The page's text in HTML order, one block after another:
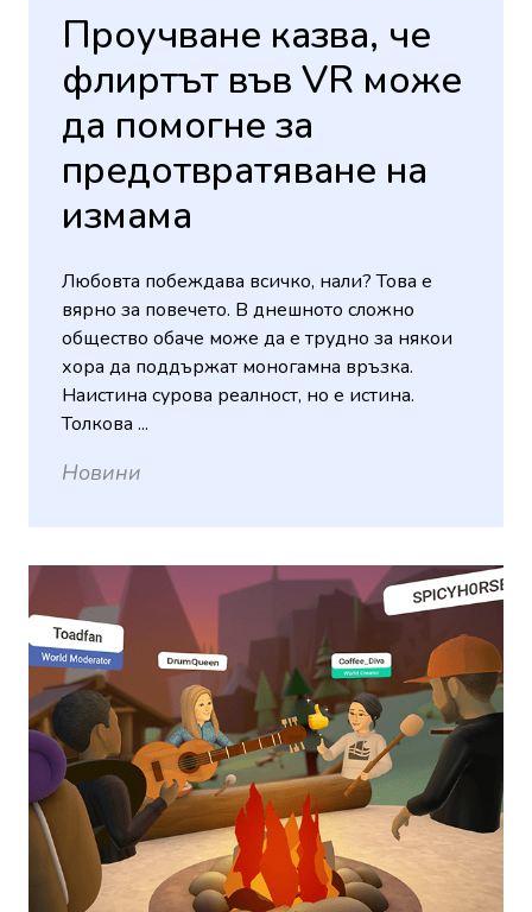
Проучване казва, че
флиртът във VR може
да помогне за
предотвратяване на
измама
Любовта побеждава всичко, нали? Това е
вярно за повечето. В днешното сложно
общество обаче може да е трудно за някои
хора да поддържат моногамна връзка.
Наистина сурова реалност, но е истина.
Толкова ...
Новини